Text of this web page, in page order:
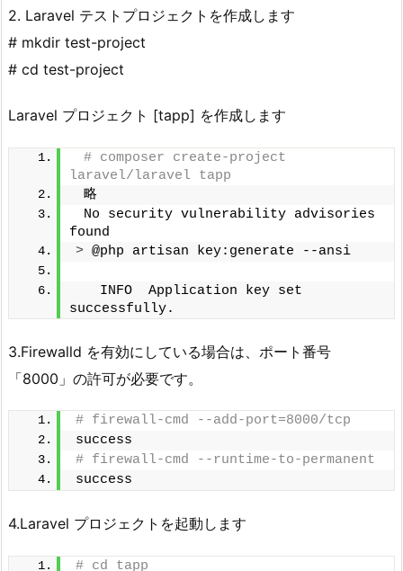
2. Laravel テストプロジェクトを作成します
# mkdir test-project
# cd test-project
Laravel プロジェクト [tapp] を作成します
# composer create-project
laravel/laravel tapp
略
No security vulnerability advisories
found
> @php artisan key:generate --ansi
   INFO  Application key set
successfully.
3.Firewalld を有効にしている場合は、ポート番号
「8000」の許可が必要です。
# firewall-cmd --add-port=8000/tcp
success
# firewall-cmd --runtime-to-permanent
success
4.Laravel プロジェクトを起動します
# cd tapp